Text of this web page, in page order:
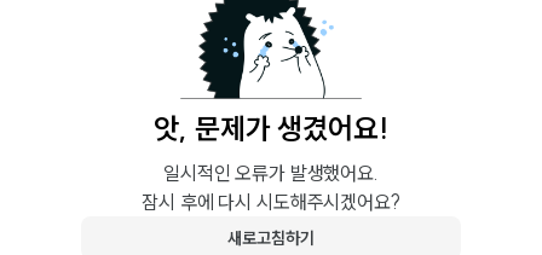
앗, 문제가 생겼어요!
일시적인 오류가 발생했어요.
잠시 후에 다시 시도해주시겠어요?
새로고침하기